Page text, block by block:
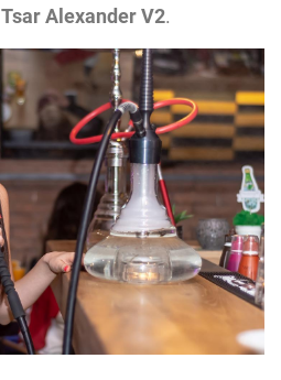
Tsar Alexander V2.